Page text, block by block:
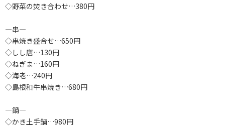
◇野菜の焚き合わせ…380円
―串―
◇串焼き盛合せ…650円
◇しし唐…130円
◇ねぎま…160円
◇海老…240円
◇島根和牛串焼き…680円
―鍋―
◇かき土手鍋…980円